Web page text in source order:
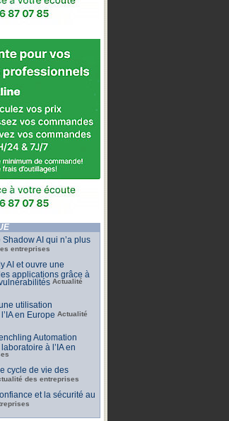
AI qui n’a plus
entreprises
AI et ouvre une
applications grâce à
Actualité
utilisation
en Europe Actualité
Automation
à l’IA en
cycle de vie des
des entreprises
et la sécurité au